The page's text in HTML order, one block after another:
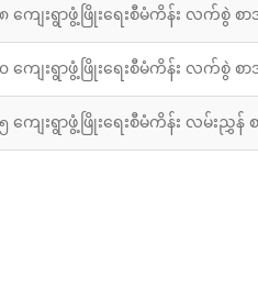
၈ ကျေးရွာဖွံ့ဖြိုးရေးစီမံကိန်း လက်စွဲ စ
၀ ကျေးရွာဖွံ့ဖြိုးရေးစီမံကိန်း လက်စွဲ စ
၅ ကျေးရွာဖွံ့ဖြိုးရေးစီမံကိန်း လမ်းညွှန်